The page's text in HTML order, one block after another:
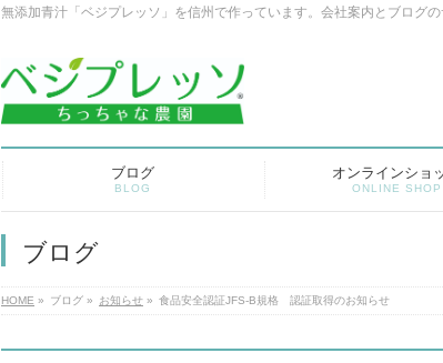
無添加青汁「ベジプレッソ」を信州で作っています。会社案内とブログの
ブログ
BLOG
オンラインショ
ONLINE SHOP
ブログ
HOME » ブログ » お知らせ » 食品安全認証JFS-B規格 認証取得のお知らせ